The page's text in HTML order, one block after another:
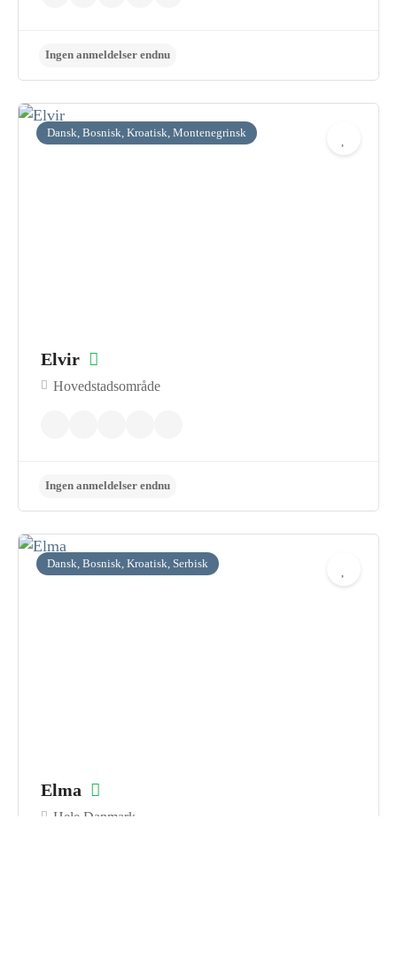
Dansk, Bosnisk, Kroatisk, Montenegrinsk
Elvir
Hovedstadsområde
Dansk, Bosnisk, Kroatisk, Serbisk
Elma
Hele Danmark